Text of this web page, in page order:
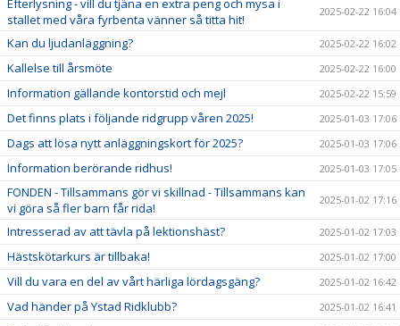
stallet med våra fyrbenta vänner så titta hit!
2025-02-22 16:04
Kan du ljudanläggning? 2025-02-22 16:02
Kallelse till årsmöte 2025-02-22 16:00
Information gällande kontorstid och mejl 2025-02-22 15:59
Det finns plats i följande ridgrupp våren 2025! 2025-01-03 17:06
Dags att lösa nytt anläggningskort för 2025? 2025-01-03 17:06
Information berörande ridhus! 2025-01-03 17:05
FONDEN - Tillsammans gör vi skillnad - Tillsammans kan
vi göra så fler barn får rida!
2025-01-02 17:16
Intresserad av att tävla på lektionshäst? 2025-01-02 17:03
Hästskötarkurs är tillbaka! 2025-01-02 17:00
Vill du vara en del av vårt härliga lördagsgäng? 2025-01-02 16:42
Vad händer på Ystad Ridklubb? 2025-01-02 16:41